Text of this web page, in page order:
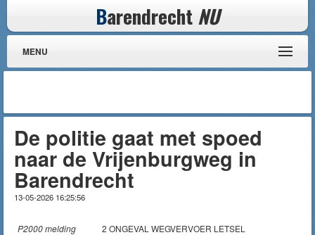
Barendrecht NU
MENU
De politie gaat met spoed
naar de Vrijenburgweg in
Barendrecht
13-05-2026 16:25:56
P2000 melding
2 ONGEVAL WEGVERVOER LETSEL